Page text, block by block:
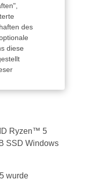
des
diese
Ryzen™ 5
SSD Windows
wurde